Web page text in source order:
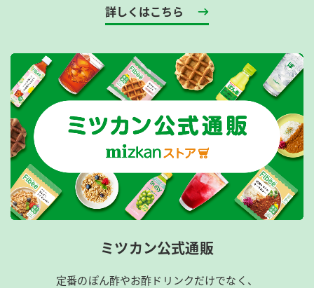
詳しくはこちら
ミツカン公式通販
定番のぽん酢やお酢ドリンクだけでなく、